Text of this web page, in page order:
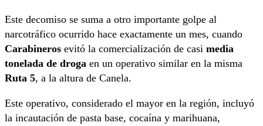
Este decomiso se suma a otro importante golpe al
narcotráfico ocurrido hace exactamente un mes, cuando
Carabineros evitó la comercialización de casi media
tonelada de droga en un operativo similar en la misma
Ruta 5, a la altura de Canela.
Este operativo, considerado el mayor en la región, incluyó
la incautación de pasta base, cocaína y marihuana,